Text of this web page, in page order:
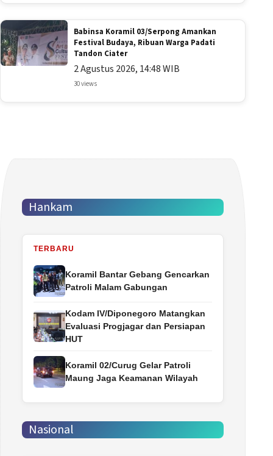
Babinsa Koramil 03/Serpong Amankan
Festival Budaya, Ribuan Warga Padati
Tandon Ciater
2 Agustus 2026, 14:48 WIB
30 views
Hankam
TERBARU
Koramil Bantar Gebang Gencarkan
Patroli Malam Gabungan
Kodam IV/Diponegoro Matangkan
Evaluasi Progjagar dan Persiapan
HUT
Koramil 02/Curug Gelar Patroli
Maung Jaga Keamanan Wilayah
Nasional